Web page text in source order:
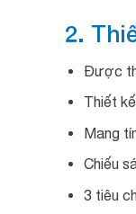
2.
Được
Thiết
Mang
Chiếu
3 tiêu